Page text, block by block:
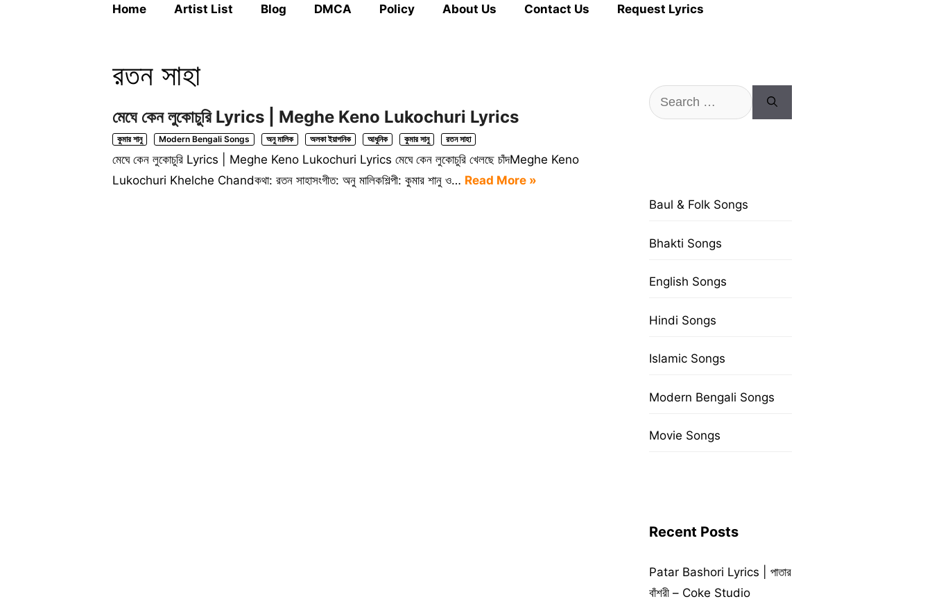
Home Artist List Blog DMCA Policy About Us Contact Us Request Lyrics
রতন সাহা
মেঘে কেন লুকোচুরি Lyrics | Meghe Keno Lukochuri Lyrics
কুমার শানু Modern Bengali Songs অনু মালিক অলকা ইয়াগনিক আধুনিক কুমার সানু রতন সাহা
মেঘে কেন লুকোচুরি Lyrics | Meghe Keno Lukochuri Lyrics মেঘে কেন লুকোচুরি খেলছে চাঁদMeghe Keno
Lukochuri Khelche Chandকথা: রতন সাহাসংগীত: অনু মালিকশিল্পী: কুমার শানু ও… Read More »
Search
for:
Baul & Folk Songs
Bhakti Songs
English Songs
Hindi Songs
Islamic Songs
Modern Bengali Songs
Movie Songs
Recent Posts
Patar Bashori Lyrics | পাতার
বাঁশরী – Coke Studio